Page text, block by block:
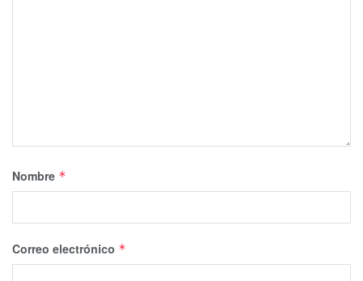
Nombre *
Correo electrónico *